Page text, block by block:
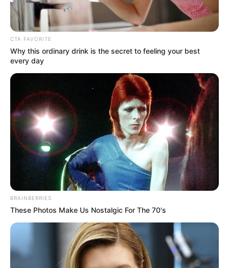
(foto: instagram/nickytirta)
CTA FAVORITE
Why this ordinary drink is the secret to feeling your best
every day
BRAINBERRIES
These Photos Make Us Nostalgic For The 70's